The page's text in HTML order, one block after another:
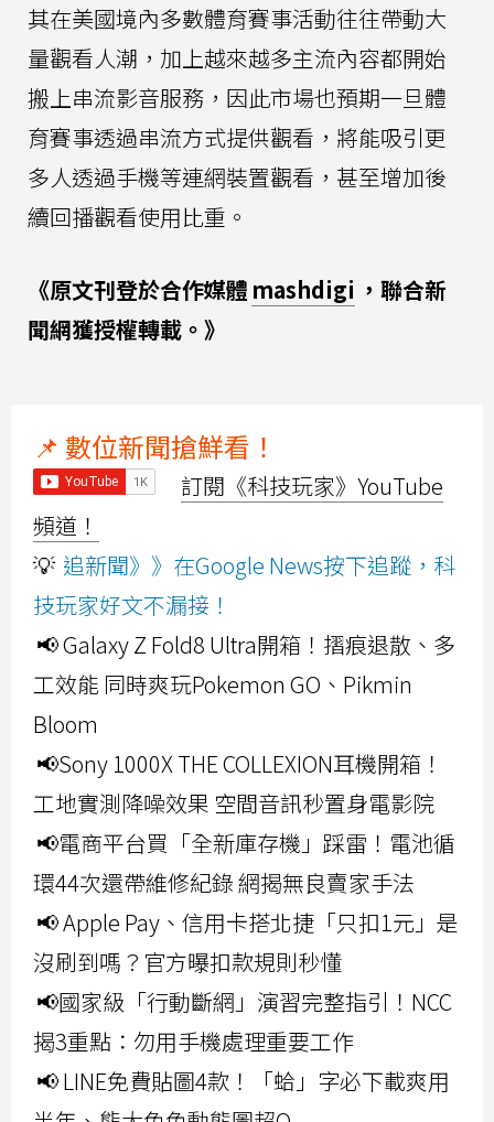
其在美國境內多數體育賽事活動往往帶動大
量觀看人潮，加上越來越多主流內容都開始
搬上串流影音服務，因此市場也預期一旦體
育賽事透過串流方式提供觀看，將能吸引更
多人透過手機等連網裝置觀看，甚至增加後
續回播觀看使用比重。
《原文刊登於合作媒體 mashdigi ，聯合新
聞網獲授權轉載。》
📌 數位新聞搶鮮看！
訂閱《科技玩家》YouTube
頻道！
💡 追新聞》》在Google News按下追蹤，科
技玩家好文不漏接！
📢 Galaxy Z Fold8 Ultra開箱！摺痕退散、多
工效能 同時爽玩Pokemon GO、Pikmin
Bloom
📢Sony 1000X THE COLLEXION耳機開箱！
工地實測降噪效果 空間音訊秒置身電影院
📢電商平台買「全新庫存機」踩雷！電池循
環44次還帶維修紀錄 網揭無良賣家手法
📢 Apple Pay、信用卡搭北捷「只扣1元」是
沒刷到嗎？官方曝扣款規則秒懂
📢國家級「行動斷網」演習完整指引！NCC
揭3重點：勿用手機處理重要工作
📢 LINE免費貼圖4款！「蛤」字必下載爽用